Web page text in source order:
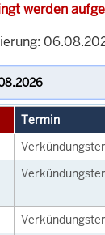
werden
Termin